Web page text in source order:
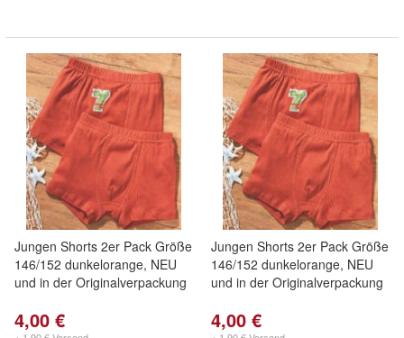
Jungen Shorts 2er Pack Größe
146/152 dunkelorange, NEU
und in der Originalverpackung
4,00 €
Jungen Shorts 2er Pack Größe
146/152 dunkelorange, NEU
und in der Originalverpackung
4,00 €